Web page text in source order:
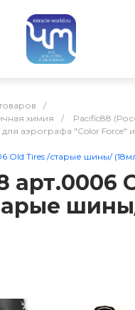
/
химия
/ Pacific88
аэрографа "Color Force"
Old Tires /старые шины/
арт.0006